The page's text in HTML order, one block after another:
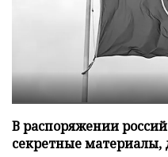
В распоряжении
секретные